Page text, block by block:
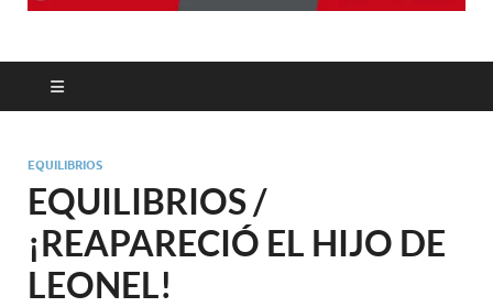
EQUILIBRIOS
EQUILIBRIOS /
¡REAPARECIÓ EL HIJO DE
LEONEL!